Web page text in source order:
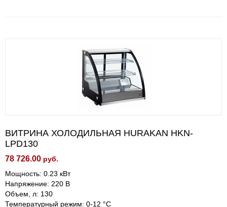
ВИТРИНА ХОЛОДИЛЬНАЯ HURAKAN HKN-
LPD130
78 726.00 руб.
Мощность: 0.23 кВт
Напряжение: 220 В
Объем, л: 130
Температурный режим: 0-12 °C